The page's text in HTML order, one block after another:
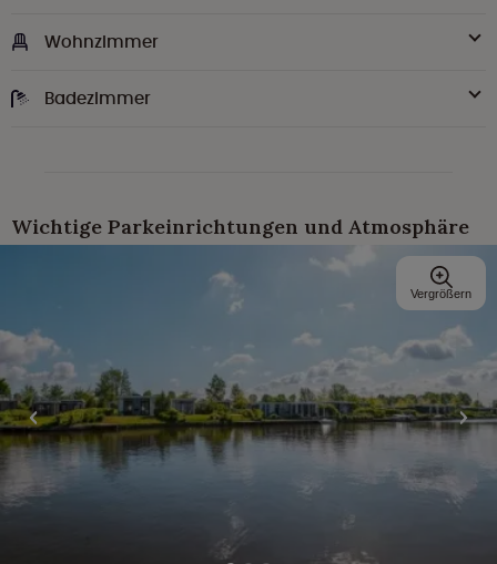
Wohnzimmer
Badezimmer
Wichtige Parkeinrichtungen und Atmosphäre
Vergrößern